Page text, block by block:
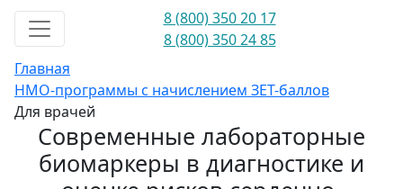
8 (800) 350 20 17
8 (800) 350 24 85
Главная
НМО-программы с начислением ЗЕТ-баллов
Для врачей
Современные лабораторные
биомаркеры в диагностике и